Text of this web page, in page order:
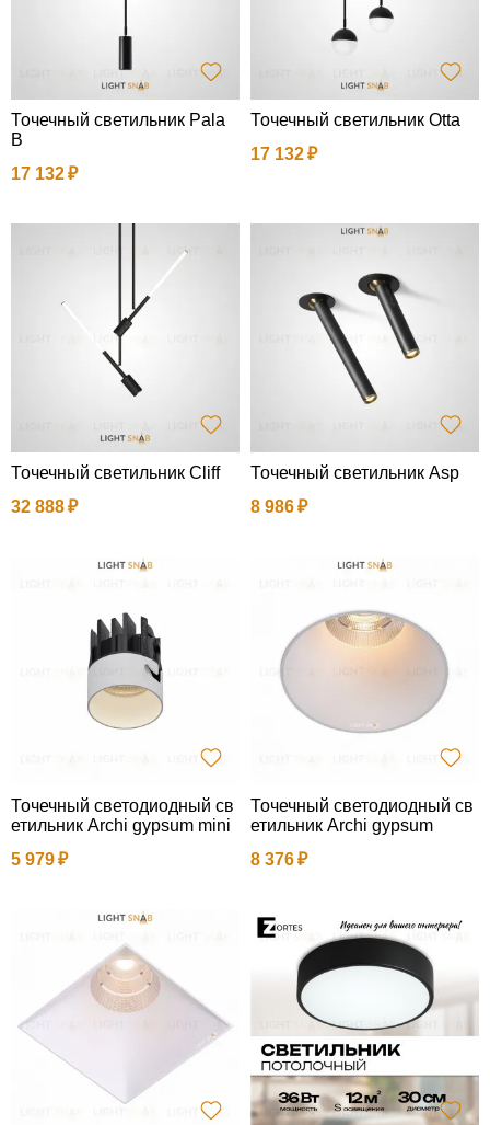
Точечный светильник Pala
B
17 132
Точечный светильник Otta
17 132
Точечный светильник Cliff
32 888
Точечный светильник Asp
8 986
Точечный светодиодный св
етильник Archi gypsum mini
5 979
Точечный светодиодный св
етильник Archi gypsum
8 376